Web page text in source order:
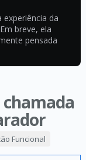
da
breve, ela
pensada
Funcional